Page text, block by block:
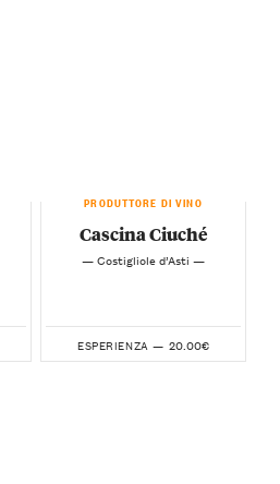
PRODUTTORE DI VINO
Cascina Ciuché
— Costigliole d’Asti —
ESPERIENZA — 20.00€